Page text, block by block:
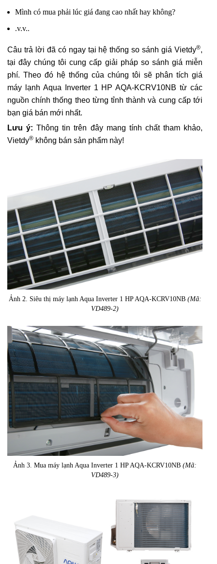
Mình có mua phải lúc giá đang cao nhất hay không?
.v.v..
Câu trả lời đã có ngay tại hệ thống so sánh giá Vietdy®,
tại đây chúng tôi cung cấp giải pháp so sánh giá miễn
phí. Theo đó hệ thống của chúng tôi sẽ phân tích giá
máy lạnh Aqua Inverter 1 HP AQA-KCRV10NB từ các
nguồn chính thống theo từng tỉnh thành và cung cấp tới
bạn giá bán mới nhất.
Lưu ý: Thông tin trên đây mang tính chất tham khảo,
Vietdy® không bán sản phẩm này!
Ảnh 2. Siêu thị máy lạnh Aqua Inverter 1 HP AQA-KCRV10NB (Mã:
VD489-2)
Ảnh 3. Mua máy lạnh Aqua Inverter 1 HP AQA-KCRV10NB (Mã:
VD489-3)